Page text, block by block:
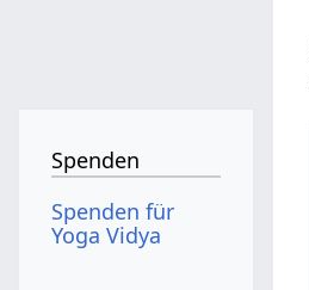
Spenden
Spenden für
Yoga Vidya